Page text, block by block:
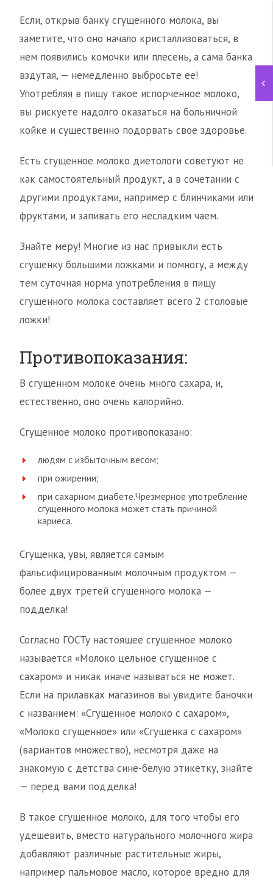
Если, открыв банку сгущенного молока, вы
заметите, что оно начало кристаллизоваться, в
нем появились комочки или плесень, а сама банка
вздутая, — немедленно выбросьте ее!
Употребляя в пищу такое испорченное молоко,
вы рискуете надолго оказаться на больничной
койке и существенно подорвать свое здоровье.
Есть сгущенное молоко диетологи советуют не
как самостоятельный продукт, а в сочетании с
другими продуктами, например с блинчиками или
фруктами, и запивать его несладким чаем.
Знайте меру! Многие из нас привыкли есть
сгущенку большими ложками и помногу, а между
тем суточная норма употребления в пищу
сгущенного молока составляет всего 2 столовые
ложки!
Противопоказания:
В сгущенном молоке очень много сахара, и,
естественно, оно очень калорийно.
Сгущенное молоко противопоказано:
людям с избыточным весом;
при ожирении;
при сахарном диабете.Чрезмерное употребление
сгущенного молока может стать причиной
кариеса.
Сгущенка, увы, является самым
фальсифицированным молочным продуктом —
более двух третей сгущенного молока —
подделка!
Согласно ГОСТу настоящее сгущенное молоко
называется «Молоко цельное сгущенное с
сахаром» и никак иначе называться не может.
Если на прилавках магазинов вы увидите баночки
с названием: «Сгущенное молоко с сахаром»,
«Молоко сгущенное» или «Сгущенка с сахаром»
(вариантов множество), несмотря даже на
знакомую с детства сине-белую этикетку, знайте
— перед вами подделка!
В такое сгущенное молоко, для того чтобы его
удешевить, вместо натурального молочного жира
добавляют различные растительные жиры,
например пальмовое масло, которое вредно для